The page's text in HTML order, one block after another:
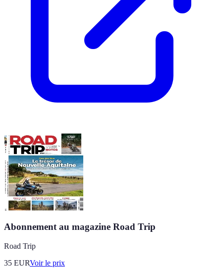
Abonnement au magazine Road Trip
Road Trip
35 EURVoir le prix